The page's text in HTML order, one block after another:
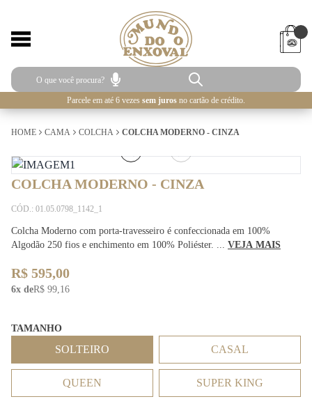
Parcele em até 6 vezes sem juros no cartão de crédito.
HOME CAMA COLCHA COLCHA MODERNO - CINZA
COLCHA MODERNO - CINZA
CÓD.: 01.05.0798_1142_1
Colcha Moderno com porta-travesseiro é confeccionada em 100%
Algodão 250 fios e enchimento em 100% Poliéster. ... VEJA MAIS
R$ 595,00
6x deR$ 99,16
TAMANHO
SOLTEIRO CASAL
QUEEN SUPER KING